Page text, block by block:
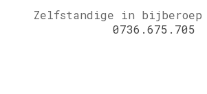
Zelfstandige in bijberoep
0736.675.705